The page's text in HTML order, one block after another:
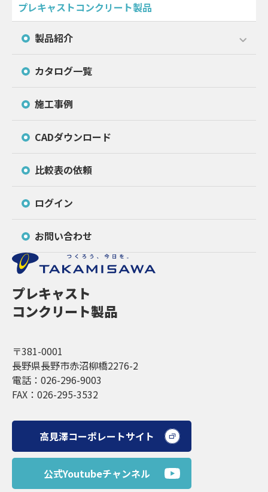
プレキャスト
コンクリート製品
〒381-0001
長野県長野市赤沼柳橋2276-2
電話：026-296-9003
FAX：026-295-3532
高見澤コーポレートサイト
公式Youtubeチャンネル
プレキャストコンクリート製品
製品紹介
カタログ一覧
施工事例
CADダウンロード
比較表の依頼
ログイン
お問い合わせ